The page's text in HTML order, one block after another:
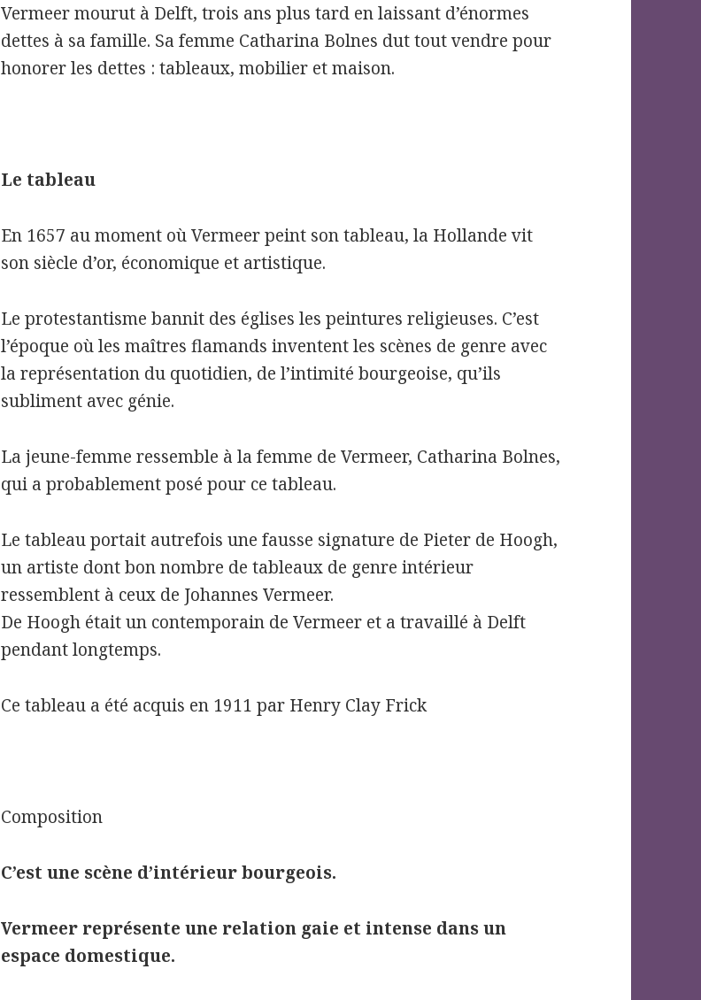
Vermeer mourut à Delft, trois ans plus tard en laissant d’énormes
dettes à sa famille. Sa femme Catharina Bolnes dut tout vendre pour
honorer les dettes : tableaux, mobilier et maison.
Le tableau
En 1657 au moment où Vermeer peint son tableau, la Hollande vit
son siècle d’or, économique et artistique.
Le protestantisme bannit des églises les peintures religieuses. C’est
l’époque où les maîtres flamands inventent les scènes de genre avec
la représentation du quotidien, de l’intimité bourgeoise, qu’ils
subliment avec génie.
La jeune-femme ressemble à la femme de Vermeer, Catharina Bolnes,
qui a probablement posé pour ce tableau.
Le tableau portait autrefois une fausse signature de Pieter de Hoogh,
un artiste dont bon nombre de tableaux de genre intérieur
ressemblent à ceux de Johannes Vermeer.
De Hoogh était un contemporain de Vermeer et a travaillé à Delft
pendant longtemps.
Ce tableau a été acquis en 1911 par Henry Clay Frick
Composition
C’est une scène d’intérieur bourgeois.
Vermeer représente une relation gaie et intense dans un
espace domestique.